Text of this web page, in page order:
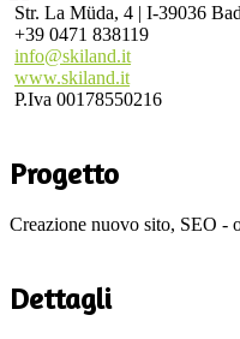
Str. La Müda, 4 | I-39036
+39 0471 838119
info@skiland.it
www.skiland.it
P.Iva 00178550216
Progetto
Creazione nuovo sito, SEO -
Dettagli